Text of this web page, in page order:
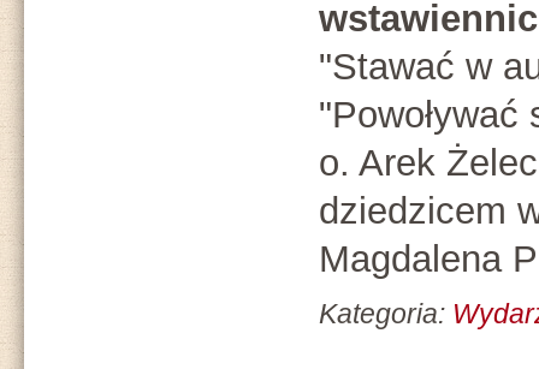
"Stawać w
o. Arek
dziedzicem
Magdalena
Kategoria: